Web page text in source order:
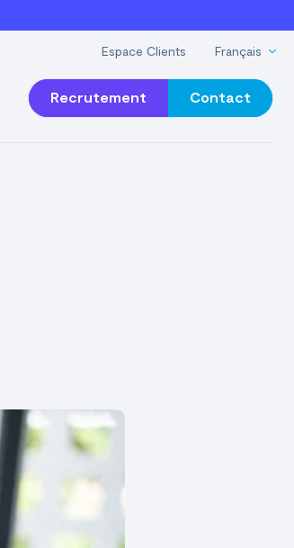
Espace Clients Français
Recrutement Contact